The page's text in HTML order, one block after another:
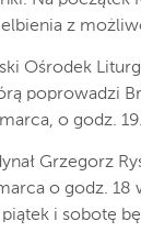
z
Ośrodek
poprowadzi
o godz.
Grzegorz
o godz. 18
i sobotę